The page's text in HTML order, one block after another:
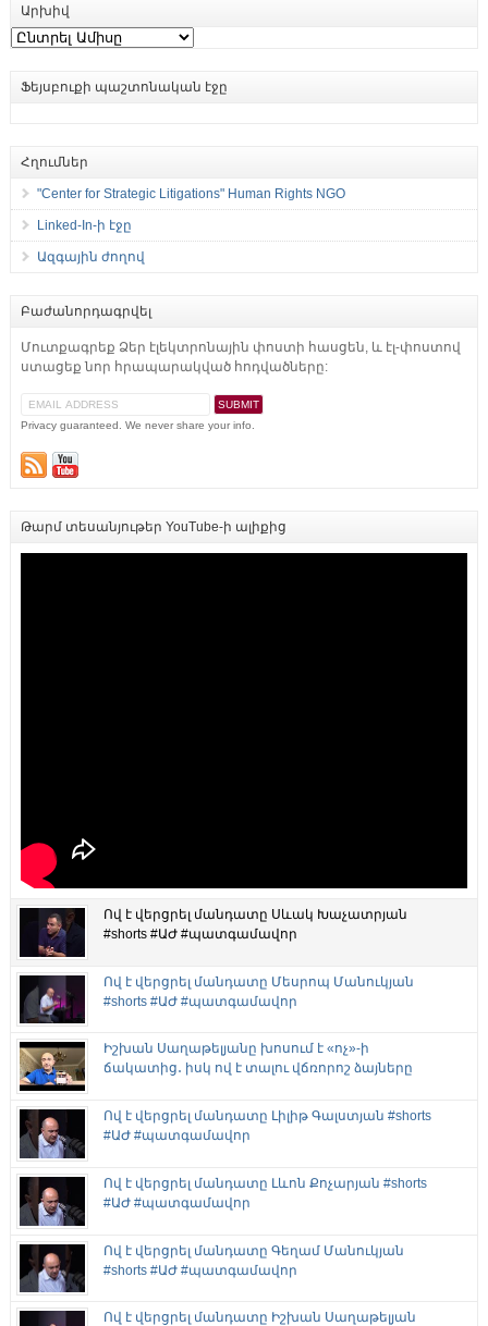
Արխիվ
Արխիվ
Ֆեյսբուքի պաշտոնական էջը
Հղումներ
"Center for Strategic Litigations" Human Rights NGO
Linked-In-ի էջը
Ազգային ժողով
Բաժանորդագրվել
Մուտքագրեք Ձեր էլեկտրոնային փոստի հասցեն, և էլ-փոստով
ստացեք նոր հրապարակված հոդվածները:
Privacy guaranteed. We never share your info.
Թարմ տեսանյութեր YouTube-ի ալիքից
Ով է վերցրել մանդատը Սևակ Խաչատրյան
#shorts #ԱԺ #պատգամավոր
Ով է վերցրել մանդատը Մեսրոպ Մանուկյան
#shorts #ԱԺ #պատգամավոր
Իշխան Սաղաթելյանը խոսում է «ոչ»-ի
ճակատից․ իսկ ով է տալու վճռորոշ ձայները
Ով է վերցրել մանդատը Լիլիթ Գալստյան #shorts
#ԱԺ #պատգամավոր
Ով է վերցրել մանդատը Լևոն Քոչարյան #shorts
#ԱԺ #պատգամավոր
Ով է վերցրել մանդատը Գեղամ Մանուկյան
#shorts #ԱԺ #պատգամավոր
Ով է վերցրել մանդատը Իշխան Սաղաթելյան